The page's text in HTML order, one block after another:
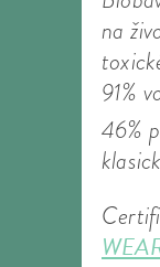
na
91%
46%